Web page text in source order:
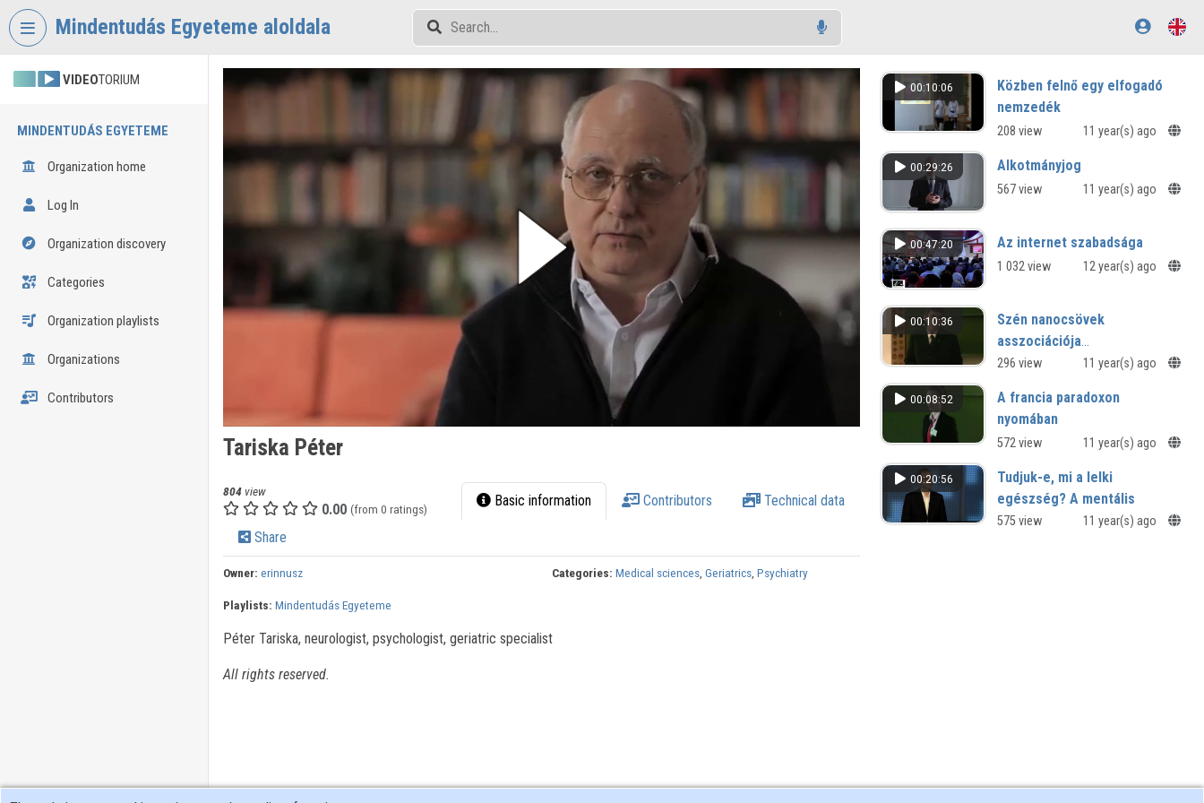
Skip header
Mindentudás Egyeteme aloldala
VIDEOTORIUM
MINDENTUDÁS EGYETEME
Organization home
Log In
Organization discovery
Categories
Organization playlists
Organizations
Contributors
Tariska Péter
804view
0.00 (from 0 ratings) Basic information Contributors Technical data
Share
Owner: erinnusz Categories: Medical sciences,Geriatrics,Psychiatry
Playlists: Mindentudás Egyeteme
Péter Tariska, neurologist, psychologist, geriatric specialist
All rights reserved.
00:10:06
Közben felnő egy elfogadó
nemzedék
208 view 11 year(s) ago
00:29:26 Alkotmányjog
567 view 11 year(s) ago
00:47:20 Az internet szabadsága
1 032 view 12 year(s) ago
00:10:36
Szén nanocsövek
asszociációja
folyadékfázisban
296 view 11 year(s) ago
00:08:52
A francia paradoxon
nyomában
572 view 11 year(s) ago
00:20:56
Tudjuk-e, mi a lelki
egészség? A mentális
folyamatok biológiai,
575 view 11 year(s) ago